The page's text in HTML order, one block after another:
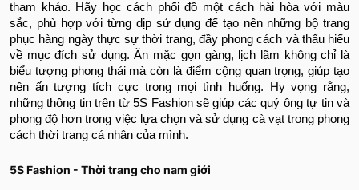
tham khảo. Hãy học cách phối đồ một cách hài hòa với màu
sắc, phù hợp với từng dịp sử dụng để tạo nên những bộ trang
phục hàng ngày thực sự thời trang, đầy phong cách và thấu hiểu
về mục đích sử dụng. Ăn mặc gọn gàng, lịch lãm không chỉ là
biểu tượng phong thái mà còn là điểm cộng quan trọng, giúp tạo
nên ấn tượng tích cực trong mọi tình huống. Hy vọng rằng,
những thông tin trên từ 5S Fashion sẽ giúp các quý ông tự tin và
phong độ hơn trong việc lựa chọn và sử dụng cà vạt trong phong
cách thời trang cá nhân của mình.
5S Fashion - Thời trang cho nam giới